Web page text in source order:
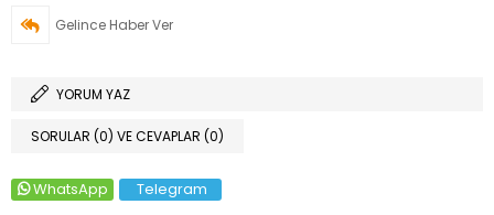
Gelince Haber Ver
YORUM YAZ
SORULAR (0) VE CEVAPLAR (0)
WhatsApp Telegram